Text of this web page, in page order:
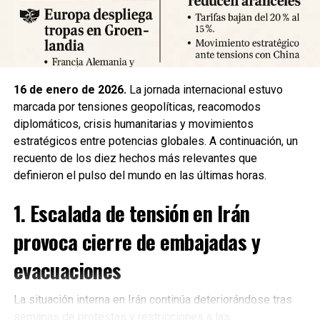
la ciudadanía priorizar la seguridad y la cooperación con
los equipos de respuesta.
Fuente: 5to Poder Agencia de Noticias
16 de enero de 2026. La jornada internacional estuvo
marcada por tensiones geopolíticas, reacomodos
diplomáticos, crisis humanitarias y movimientos
estratégicos entre potencias globales. A continuación, un
recuento de los diez hechos más relevantes que
definieron el pulso del mundo en las últimas horas.
1. Escalada de tensión en Irán
provoca cierre de embajadas y
evacuaciones
La situación interna en Irán continúa deteriorándose tras